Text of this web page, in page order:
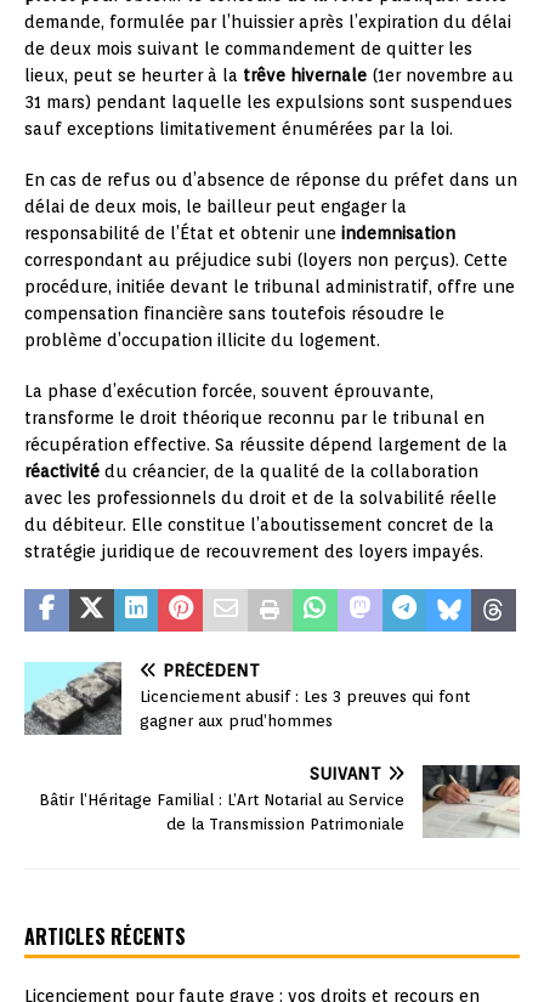
demande, formulée par l’huissier après l’expiration du délai
de deux mois suivant le commandement de quitter les
lieux, peut se heurter à la trêve hivernale (1er novembre au
31 mars) pendant laquelle les expulsions sont suspendues
sauf exceptions limitativement énumérées par la loi.
En cas de refus ou d’absence de réponse du préfet dans un
délai de deux mois, le bailleur peut engager la
responsabilité de l’État et obtenir une indemnisation
correspondant au préjudice subi (loyers non perçus). Cette
procédure, initiée devant le tribunal administratif, offre une
compensation financière sans toutefois résoudre le
problème d’occupation illicite du logement.
La phase d’exécution forcée, souvent éprouvante,
transforme le droit théorique reconnu par le tribunal en
récupération effective. Sa réussite dépend largement de la
réactivité du créancier, de la qualité de la collaboration
avec les professionnels du droit et de la solvabilité réelle
du débiteur. Elle constitue l’aboutissement concret de la
stratégie juridique de recouvrement des loyers impayés.
PRÉCÉDENT
Licenciement abusif : Les 3 preuves qui font
gagner aux prud’hommes
SUIVANT
Bâtir l’Héritage Familial : L’Art Notarial au Service
de la Transmission Patrimoniale
ARTICLES RÉCENTS
Licenciement pour faute grave : vos droits et recours en